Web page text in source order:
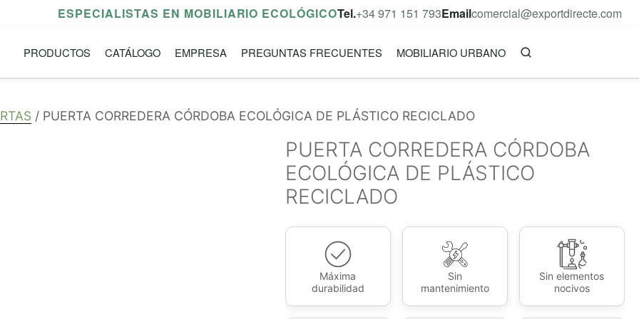
ESPECIALISTAS EN MOBILIARIO ECOLÓGICOTel.+34 971 151 793Emailcomercial@exportdirecte.com
PRODUCTOS CATÁLOGO EMPRESA PREGUNTAS FRECUENTES MOBILIARIO URBANO
/ PUERTA CORREDERA CÓRDOBA ECOLÓGICA DE PLÁSTICO RECICLADO
PUERTA CORREDERA CÓRDOBA
ECOLÓGICA DE PLÁSTICO
RECICLADO
Máxima
durabilidad
Sin
mantenimiento
Sin elementos
nocivos